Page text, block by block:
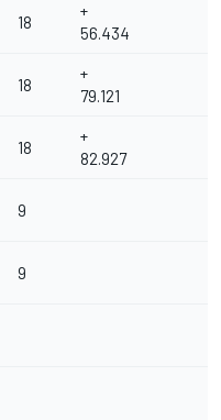
18
+
56.434
18
+
79.121
18
+
82.927
9
9